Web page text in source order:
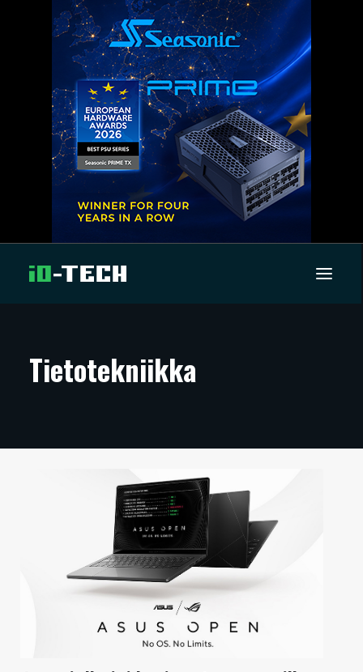
ARTIKKELIT
TECHBBS
VAIHDA TEEMA
Tietotekniikka